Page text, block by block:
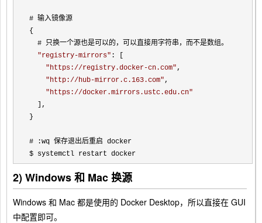
# 输入镜像源
{
  # 只换一个源也是可以的，可以直接用字符串，而不是数组。
"registry-mirrors" : [
"https://registry.docker-cn.com",
"http://hub-mirror.c.163.com",
"https://docker.mirrors.ustc.edu.cn"
  ],
}
# :wq 保存退出后重启 docker
$ systemctl restart docker
2) Windows 和 Mac 换源
Windows 和 Mac 都是使用的 Docker Desktop，所以直接在 GUI
中配置即可。